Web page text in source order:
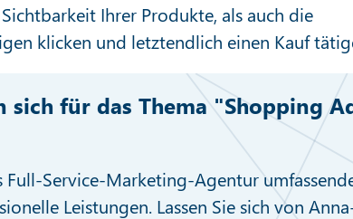
Ihrer Produkte, als auch die
klicken und letztendlich einen Kauf
sich für das Thema "Shopping
Full-Service-Marketing-Agentur
Leistungen. Lassen Sie sich von